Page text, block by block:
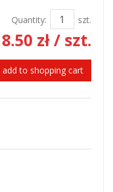
Quantity:
szt.
8.50 zł/ szt.
add to shopping cart